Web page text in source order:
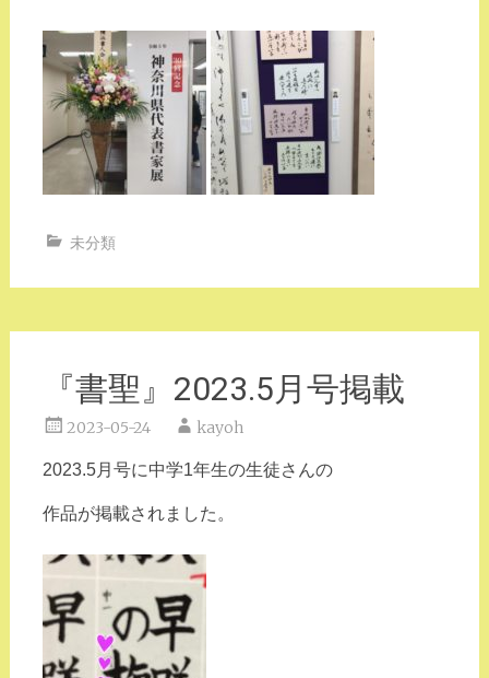
未分類
『書聖』2023.5月号掲載
2023-05-24 kayoh
2023.5月号に中学1年生の生徒さんの
作品が掲載されました。